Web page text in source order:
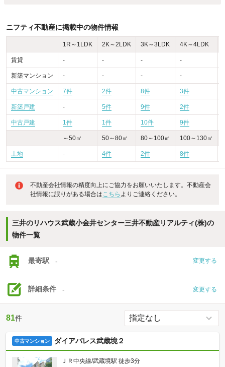
ニフティ不動産に掲載中の物件情報
1R～1LDK 2K～2LDK 3K～3LDK 4K～4LDK
賃貸 - - - -
新築マンション - - - -
中古マンション 7件 2件 8件 3件
新築戸建 - 5件 9件 2件
中古戸建 1件 1件 10件 9件
～50㎡ 50～80㎡ 80～100㎡ 100～130㎡
土地 - 4件 2件 8件
不動産会社情報の精度向上にご協力をお願いいたします。不動産会
社情報に誤りがある場合はこちら よりご連絡ください。
三井のリハウス武蔵小金井センター三井不動産リアルティ(株)の
物件一覧
最寄駅 - 変更する
詳細条件 - 変更する
81件
中古マンション ダイアパレス武蔵境２
ＪＲ中央線/武蔵境駅 徒歩3分